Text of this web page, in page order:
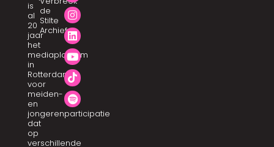
is
al
20
jaar
het
mediaplatform
in
Rotterdam
voor
meiden-
en
jongerenparticipatie
dat
op
verschillende
de
Stilte
Archief